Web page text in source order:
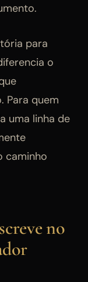
para
o
Para quem
uma linha de
caminho
no